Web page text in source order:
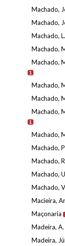
Machado,
Machado,
Machado,
Machado,
Machado,
1
Machado,
Machado,
Machado,
1
Machado,
Machado,
Machado,
Machado,
Machado,
Macieira,
Maçonaria
Madeira, A.
Madeira,